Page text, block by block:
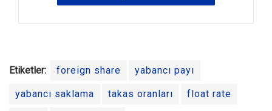
Etiketler: foreign share yabancı payı
yabancı saklama takas oranları float rate